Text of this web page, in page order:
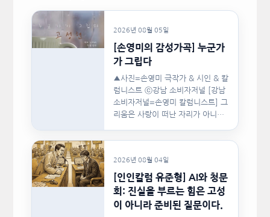
2026년 08월 05일
[손영미의 감성가곡] 누군가
가 그립다
▲사진=손영미 극작가 & 시인 & 칼
럼니스트 ⓒ강남 소비자저널 [강남
소비자저널=손영미 칼럼니스트] 그
리움은 사랑이 떠난 자리가 아니라,
2026년 08월 04일
[인인칼럼 유준형] AI와 청문
회: 진실을 부르는 힘은 고성
이 아니라 준비된 질문이다.